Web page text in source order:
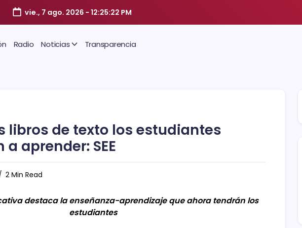
vie., 7 ago. 2026 - 12:25:23 PM
Radio Noticias Transparencia
libros de texto los estudiantes
aprender: SEE
2 Min Read
destaca la enseñanza-aprendizaje que ahora tendrán los
estudiantes